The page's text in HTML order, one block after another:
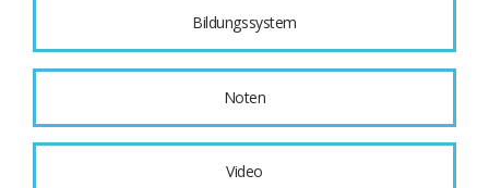
Bildungssystem
Noten
Video